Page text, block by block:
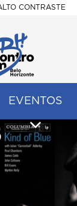
CONTRASTE
EVENTOS